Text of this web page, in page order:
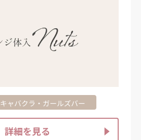
キャバクラ・ガールズバー
詳細を見る